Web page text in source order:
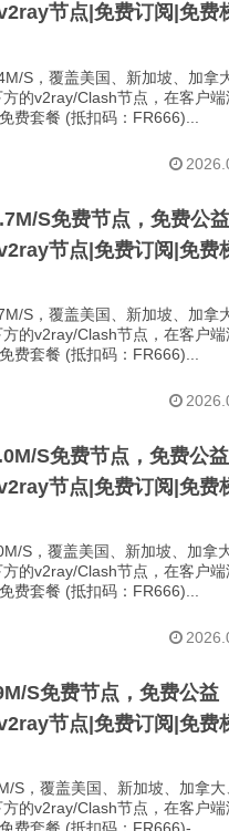
节点|免费订阅|免费
S，覆盖美国、新加坡、加拿
的v2ray/Clash节点，在客户端
费套餐 (抵扣码：FR666)...
S免费节点，免费公益
节点|免费订阅|免费
S，覆盖美国、新加坡、加拿
的v2ray/Clash节点，在客户端
费套餐 (抵扣码：FR666)...
S免费节点，免费公益
节点|免费订阅|免费
S，覆盖美国、新加坡、加拿
的v2ray/Clash节点，在客户端
费套餐 (抵扣码：FR666)...
S免费节点，免费公益
节点|免费订阅|免费
S，覆盖美国、新加坡、加拿大
的v2ray/Clash节点，在客户端